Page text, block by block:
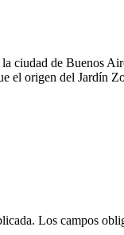
ciudad de Buenos
el origen del Jardín
Los campos